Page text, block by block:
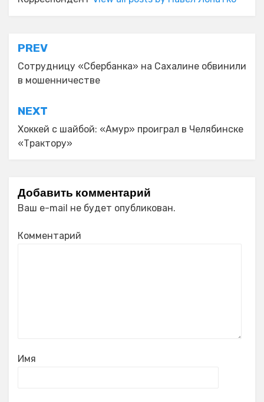
Навигация
по
записям
PREV
Сотрудницу «Сбербанка» на Сахалине обвинили
в мошенничестве
NEXT
Хоккей с шайбой: «Амур» проиграл в Челябинске
«Трактору»
Добавить комментарий
Ваш e-mail не будет опубликован.
Комментарий
Имя